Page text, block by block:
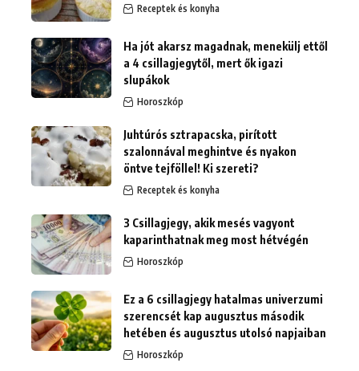
Receptek és konyha
Ha jót akarsz magadnak, menekülj ettől
a 4 csillagjegytől, mert ők igazi
slupákok
Horoszkóp
Juhtúrós sztrapacska, pirított
szalonnával meghintve és nyakon
öntve tejföllel! Ki szereti?
Receptek és konyha
3 Csillagjegy, akik mesés vagyont
kaparinthatnak meg most hétvégén
Horoszkóp
Ez a 6 csillagjegy hatalmas univerzumi
szerencsét kap augusztus második
hetében és augusztus utolsó napjaiban
Horoszkóp